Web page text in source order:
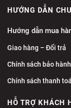
HƯỚNG DẪN
Hướng dẫn mua
Giao hàng – Đổi trả
Chính sách bảo hành
Chính sách thanh
HỖ TRỢ KHÁCH